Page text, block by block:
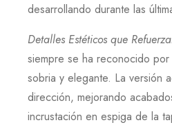
desarrollando durante las
Detalles Estéticos que
siempre se ha reconocido
sobria y elegante. La versión
dirección, mejorando
incrustación en espiga de la